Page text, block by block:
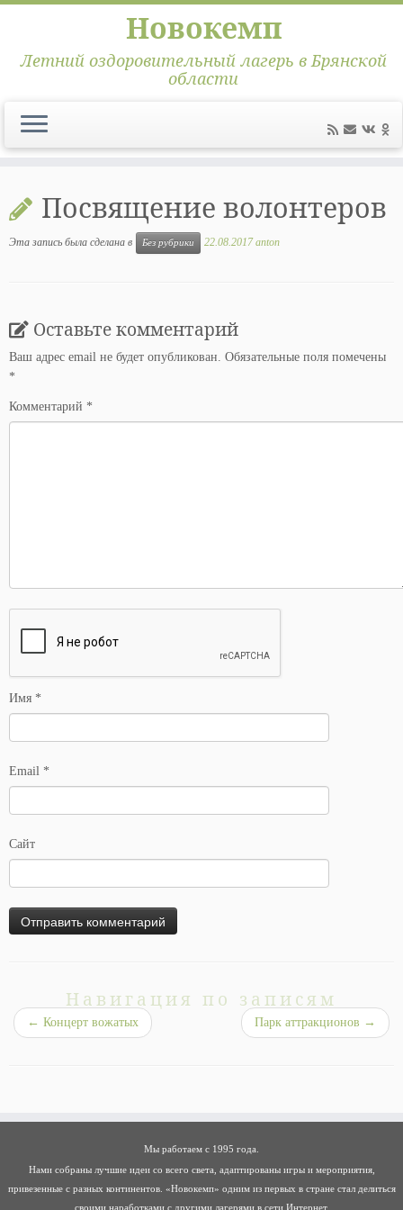
содержимому
Новокемп
Летний оздоровительный лагерь в Брянской
области
Посвящение волонтеров
Эта запись была сделана в Без рубрики 22.08.2017 anton
Оставьте комментарий
Ваш адрес email не будет опубликован. Обязательные поля помечены
*
Комментарий *
Имя *
Email *
Сайт
Навигация по записям
← Концерт вожатых Парк аттракционов →
Мы работаем с 1995 года.
Нами собраны лучшие идеи со всего света, адаптированы игры и мероприятия,
привезенные с разных континентов. «Новокемп» одним из первых в стране стал делиться
своими наработками с другими лагерями в сети Интернет.